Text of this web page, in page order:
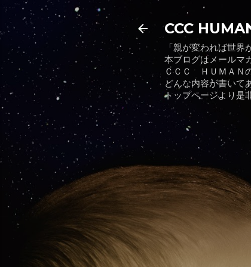
CCC
「親が変われば世
本ブログはメールマ
ＣＣＣ ＨＵＭＡＮ
どんな内容が書いて
トップページより是